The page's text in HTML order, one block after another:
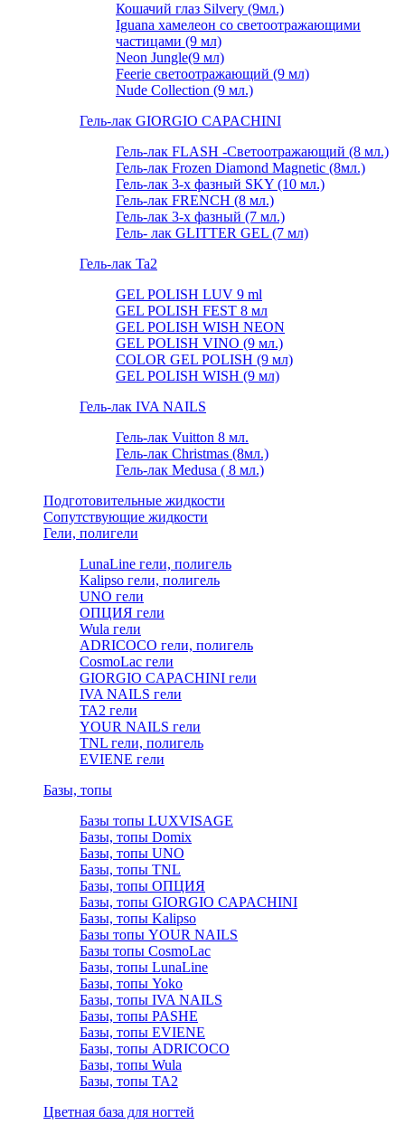
Кошачий глаз Silvery (9мл.)
Iguana хамелеон со светоотражающими
частицами (9 мл)
Neon Jungle(9 мл)
Feerie светоотражающий (9 мл)
Nude Collection (9 мл.)
Гель-лак GIORGIO CAPACHINI
Гель-лак FLASH -Cветоотражающий (8 мл.)
Гель-лак Frozen Diamond Magnetic (8мл.)
Гель-лак 3-х фазный SKY (10 мл.)
Гель-лак FRENCH (8 мл.)
Гель-лак 3-х фазный (7 мл.)
Гель- лак GLITTER GEL (7 мл)
Гель-лак Ta2
GEL POLISH LUV 9 ml
GEL POLISH FEST 8 мл
GEL POLISH WISH NEON
GEL POLISH VINO (9 мл.)
COLOR GEL POLISH (9 мл)
GEL POLISH WISH (9 мл)
Гель-лак IVA NAILS
Гель-лак Vuitton 8 мл.
Гель-лак Christmas (8мл.)
Гель-лак Medusa ( 8 мл.)
Подготовительные жидкости
Сопутствующие жидкости
Гели, полигели
LunaLine гели, полигель
Kalipso гели, полигель
UNO гели
ОПЦИЯ гели
Wula гели
ADRICOCO гели, полигель
CosmoLac гели
GIORGIO CAPACHINI гели
IVA NAILS гели
TA2 гели
YOUR NAILS гели
TNL гели, полигель
EVIENE гели
Базы, топы
Базы топы LUXVISAGE
Базы, топы Domix
Базы, топы UNO
Базы, топы TNL
Базы, топы ОПЦИЯ
Базы, топы GIORGIO CAPACHINI
Базы, топы Kalipso
Базы топы YOUR NAILS
Базы топы CosmoLac
Базы, топы LunaLine
Базы, топы Yoko
Базы, топы IVA NAILS
Базы, топы PASHE
Базы, топы EVIENE
Базы, топы ADRICOCO
Базы, топы Wula
Базы, топы TA2
Цветная база для ногтей